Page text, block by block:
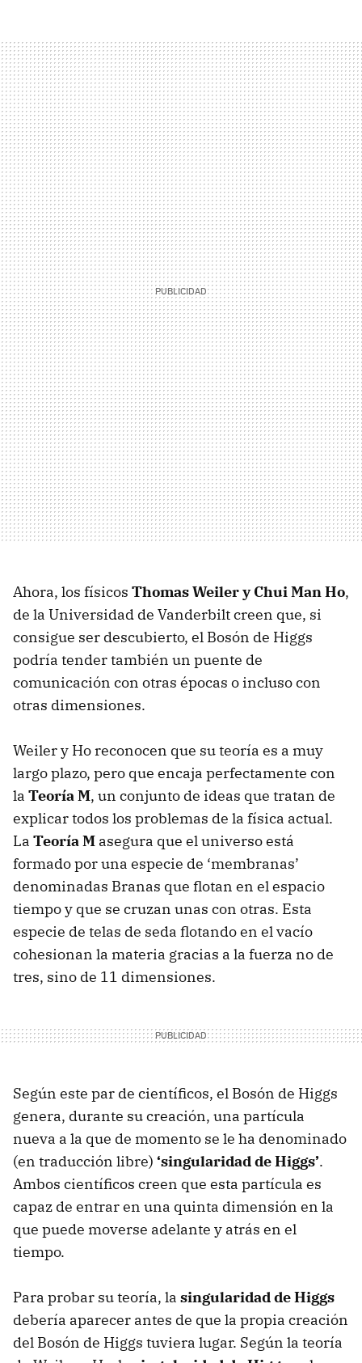
Ahora, los físicos Thomas Weiler y Chui Man Ho,
de la Universidad de Vanderbilt creen que, si
consigue ser descubierto, el Bosón de Higgs
podría tender también un puente de
comunicación con otras épocas o incluso con
otras dimensiones.
Weiler y Ho reconocen que su teoría es a muy
largo plazo, pero que encaja perfectamente con
la Teoría M, un conjunto de ideas que tratan de
explicar todos los problemas de la física actual.
La Teoría M asegura que el universo está
formado por una especie de ‘membranas’
denominadas Branas que flotan en el espacio
tiempo y que se cruzan unas con otras. Esta
especie de telas de seda flotando en el vacío
cohesionan la materia gracias a la fuerza no de
tres, sino de 11 dimensiones.
Según este par de científicos, el Bosón de Higgs
genera, durante su creación, una partícula
nueva a la que de momento se le ha denominado
(en traducción libre) ‘singularidad de Higgs’.
Ambos científicos creen que esta partícula es
capaz de entrar en una quinta dimensión en la
que puede moverse adelante y atrás en el
tiempo.
Para probar su teoría, la singularidad de Higgs
debería aparecer antes de que la propia creación
del Bosón de Higgs tuviera lugar. Según la teoría